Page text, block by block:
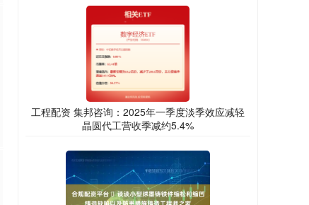
工程配资 集邦咨询：2025年一季度淡季效应减轻
晶圆代工营收季减约5.4%